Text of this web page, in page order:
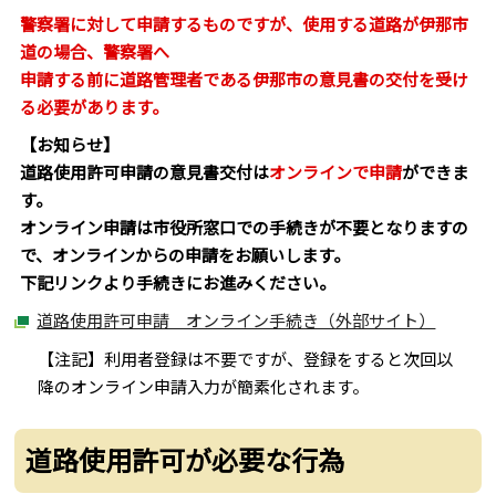
警察署に対して申請するものですが、使用する道路が伊那市
道の場合、警察署へ
申請する前に道路管理者である伊那市の意見書の交付を受け
る必要があります。
【お知らせ】
道路使用許可申請の意見書交付はオンラインで申請ができま
す。
オンライン申請は市役所窓口での手続きが不要となりますの
で、オンラインからの申請をお願いします。
下記リンクより手続きにお進みください。
道路使用許可申請 オンライン手続き（外部サイト）
【注記】利用者登録は不要ですが、登録をすると次回以
降のオンライン申請入力が簡素化されます。
道路使用許可が必要な行為